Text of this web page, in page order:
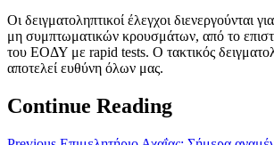
Οι δειγματοληπτικοί έλεγχοι διενεργούνται
μη συμπτωματικών κρουσμάτων, από το
του ΕΟΔΥ με rapid tests. Ο τακτικός
αποτελεί ευθύνη όλων μας.
Continue Reading